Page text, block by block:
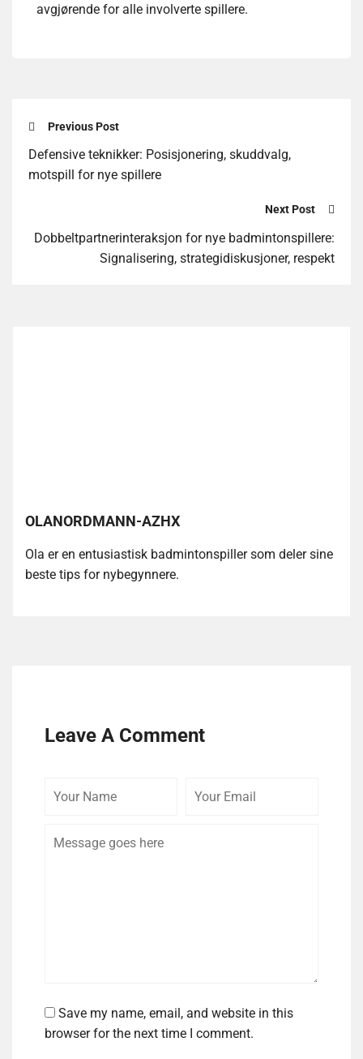
avgjørende for alle involverte spillere.
Previous Post
Defensive teknikker: Posisjonering, skuddvalg,
motspill for nye spillere
Next Post
Dobbeltpartnerinteraksjon for nye badmintonspillere:
Signalisering, strategidiskusjoner, respekt
OLANORDMANN-AZHX
Ola er en entusiastisk badmintonspiller som deler sine
beste tips for nybegynnere.
Leave A Comment
Save my name, email, and website in this
browser for the next time I comment.